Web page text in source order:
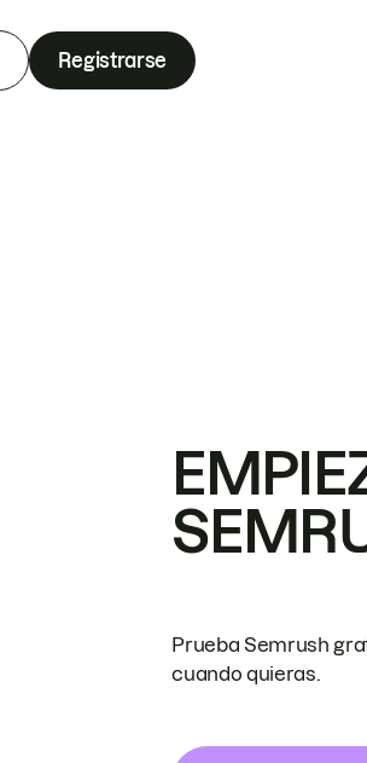
Registrarse
Prueba Semrush
cuando quieras.